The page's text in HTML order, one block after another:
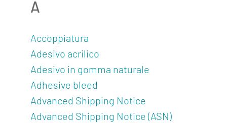
A
Accoppiatura
Adesivo acrilico
Adesivo in gomma naturale
Adhesive bleed
Advanced Shipping Notice
Advanced Shipping Notice (ASN)